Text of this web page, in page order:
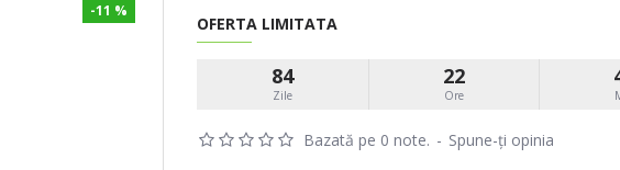
-11 %
Bazată pe 0 note. - Spune-ţi opinia
OFERTA LIMITATA
84
Zile
22
Ore